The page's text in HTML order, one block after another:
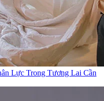
Lực Trong Tương Lai Cần